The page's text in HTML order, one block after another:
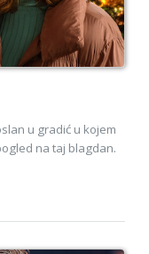
u gradić u kojem
na taj blagdan.